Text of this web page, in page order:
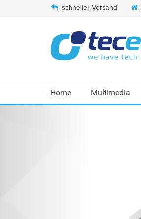
schneller Versand
Home Multimedia